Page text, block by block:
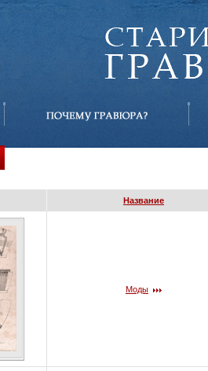
Название
Моды